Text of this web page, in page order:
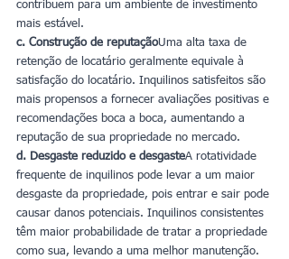
contribuem para um ambiente de investimento
mais estável.
c. Construção de reputaçãoUma alta taxa de
retenção de locatário geralmente equivale à
satisfação do locatário. Inquilinos satisfeitos são
mais propensos a fornecer avaliações positivas e
recomendações boca a boca, aumentando a
reputação de sua propriedade no mercado.
d. Desgaste reduzido e desgasteA rotatividade
frequente de inquilinos pode levar a um maior
desgaste da propriedade, pois entrar e sair pode
causar danos potenciais. Inquilinos consistentes
têm maior probabilidade de tratar a propriedade
como sua, levando a uma melhor manutenção.